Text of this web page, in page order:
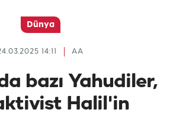
Dünya
AA
14:11
bazı Yahudiler,
Halil'in